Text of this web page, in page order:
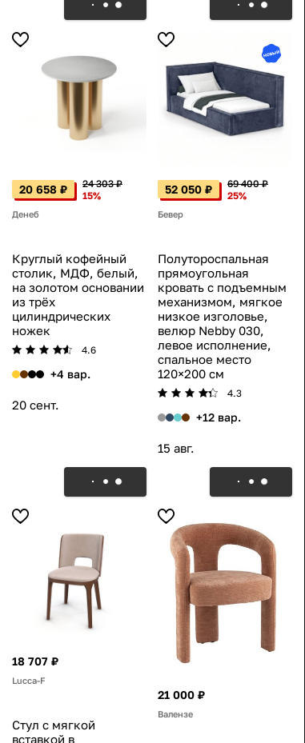
20 658 ₽
24 303 ₽
15%
Денеб
Круглый кофейный
столик, МДФ, белый,
на золотом основании
из трёх
цилиндрических
ножек
4.6
+4 вар.
20 сент.
52 050 ₽
69 400 ₽
25%
Бевер
Полутороспальная
прямоугольная
кровать с подъемным
механизмом, мягкое
низкое изголовье,
велюр Nebby 030,
левое исполнение,
спальное место
120×200 см
4.3
+12 вар.
15 авг.
18 707 ₽
Lucca-F
Стул с мягкой
вставкой в
21 000 ₽
Валензе